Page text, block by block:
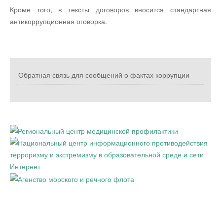
Кроме того, в тексты договоров вносится стандартная
антикоррупционная оговорка.
Обратная связь для сообщений о фактах коррупции